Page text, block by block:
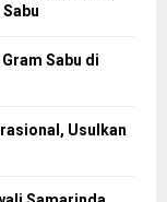
Sabu di
Usulkan